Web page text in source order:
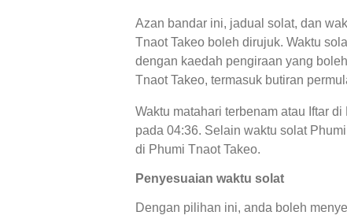
Azan bandar ini, jadual solat, dan
Tnaot Takeo boleh dirujuk. Waktu
dengan kaedah pengiraan yang
Tnaot Takeo, termasuk butiran
Waktu matahari terbenam atau Iftar
pada 04:36. Selain waktu solat
di Phumi Tnaot Takeo.
Penyesuaian waktu solat
Dengan pilihan ini, anda boleh